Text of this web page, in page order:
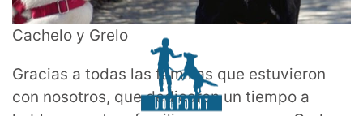
Cachelo y Grelo
Gracias a todas las familias que estuvieron
con nosotros, que dedicaron un tiempo a